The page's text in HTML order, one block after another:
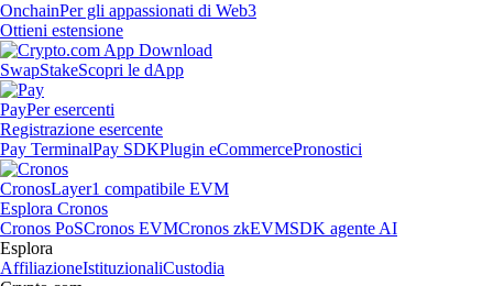
OnchainPer gli appassionati di Web3
Ottieni estensione
SwapStakeScopri le dApp
PayPer esercenti
Registrazione esercente
Pay TerminalPay SDKPlugin eCommercePronostici
CronosLayer1 compatibile EVM
Esplora Cronos
Cronos PoSCronos EVMCronos zkEVMSDK agente AI
Esplora
AffiliazioneIstituzionaliCustodia